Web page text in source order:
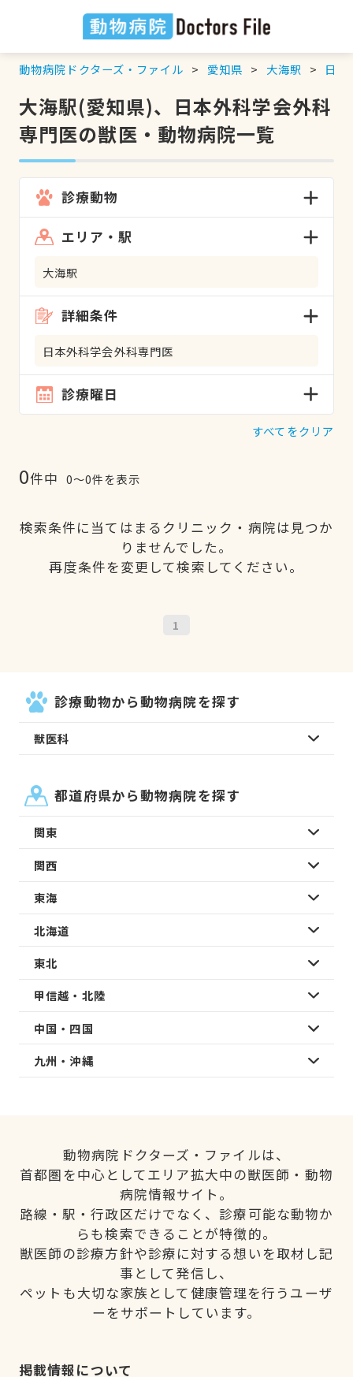
動物病院ドクターズ・ファイル 愛知県 大海駅 日本
大海駅(愛知県)、日本外科学会外科
専門医の獣医・動物病院一覧
診療動物
エリア・駅
大海駅
詳細条件
日本外科学会外科専門医
診療曜日
すべてをクリア
0件中 0〜0件を表示
検索条件に当てはまるクリニック・病院は見つか
りませんでした。
再度条件を変更して検索してください。
1
診療動物から動物病院を探す
獣医科
都道府県から動物病院を探す
関東
関西
東海
北海道
東北
甲信越・北陸
中国・四国
九州・沖縄
動物病院ドクターズ・ファイルは、
首都圏を中心としてエリア拡大中の獣医師・動物
病院情報サイト。
路線・駅・行政区だけでなく、診療可能な動物か
らも検索できることが特徴的。
獣医師の診療方針や診療に対する想いを取材し記
事として発信し、
ペットも大切な家族として健康管理を行うユーザ
ーをサポートしています。
掲載情報について